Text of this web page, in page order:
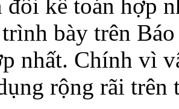
đối kế toán hợp
bày trên
nhất. Chính vì
rộng rãi trên